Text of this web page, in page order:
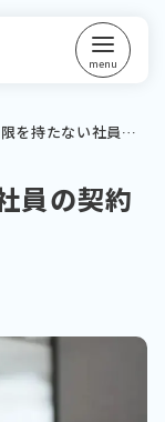
ない社員の契約に注意！
員の契約